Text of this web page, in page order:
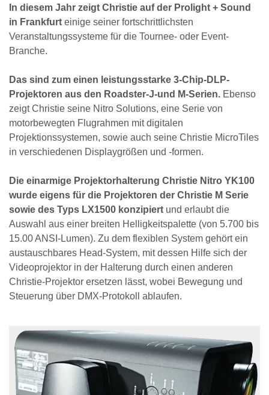
In diesem Jahr zeigt Christie auf der Prolight + Sound
in Frankfurt einige seiner fortschrittlichsten
Veranstaltungssysteme für die Tournee- oder Event-
Branche.
Das sind zum einen leistungsstarke 3-Chip-DLP-
Projektoren aus den Roadster-J-und M-Serien. Ebenso
zeigt Christie seine Nitro Solutions, eine Serie von
motorbewegten Flugrahmen mit digitalen
Projektionssystemen, sowie auch seine Christie MicroTiles
in verschiedenen Displaygrößen und -formen.
Die einarmige Projektorhalterung Christie Nitro YK100
wurde eigens für die Projektoren der Christie M Serie
sowie des Typs LX1500 konzipiert und erlaubt die
Auswahl aus einer breiten Helligkeitspalette (von 5.700 bis
15.00 ANSI-Lumen). Zu dem flexiblen System gehört ein
austauschbares Head-System, mit dessen Hilfe sich der
Videoprojektor in der Halterung durch einen anderen
Christie-Projektor ersetzen lässt, wobei Bewegung und
Steuerung über DMX-Protokoll ablaufen.